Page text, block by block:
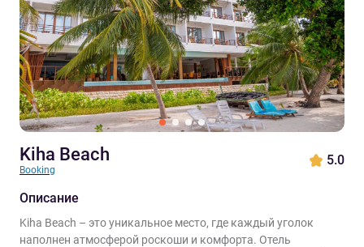
Kiha Beach
Booking
5.0
Описание
Kiha Beach – это уникальное место, где каждый уголок
наполнен атмосферой роскоши и комфорта. Отель